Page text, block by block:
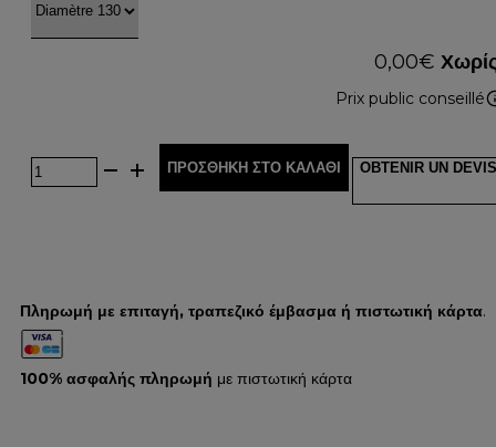
0,00€
Prix public conseillé
ΠΡΟΣΘΉΚΗ ΣΤΟ ΚΑΛΆΘΙ OBTENIR UN DEVIS
Πληρωμή με επιταγή, τραπεζικό έμβασμα ή πιστωτική κάρτα.
100% ασφαλής πληρωμή με πιστωτική κάρτα